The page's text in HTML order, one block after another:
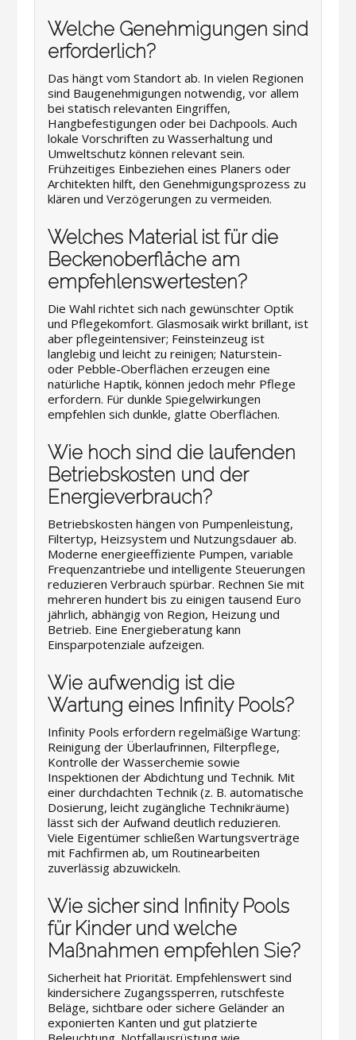
Welche Genehmigungen sind
erforderlich?
Das hängt vom Standort ab. In vielen Regionen
sind Baugenehmigungen notwendig, vor allem
bei statisch relevanten Eingriffen,
Hangbefestigungen oder bei Dachpools. Auch
lokale Vorschriften zu Wasserhaltung und
Umweltschutz können relevant sein.
Frühzeitiges Einbeziehen eines Planers oder
Architekten hilft, den Genehmigungsprozess zu
klären und Verzögerungen zu vermeiden.
Welches Material ist für die
Beckenoberfläche am
empfehlenswertesten?
Die Wahl richtet sich nach gewünschter Optik
und Pflegekomfort. Glasmosaik wirkt brillant, ist
aber pflegeintensiver; Feinsteinzeug ist
langlebig und leicht zu reinigen; Naturstein-
oder Pebble-Oberflächen erzeugen eine
natürliche Haptik, können jedoch mehr Pflege
erfordern. Für dunkle Spiegelwirkungen
empfehlen sich dunkle, glatte Oberflächen.
Wie hoch sind die laufenden
Betriebskosten und der
Energieverbrauch?
Betriebskosten hängen von Pumpenleistung,
Filtertyp, Heizsystem und Nutzungsdauer ab.
Moderne energieeffiziente Pumpen, variable
Frequenzantriebe und intelligente Steuerungen
reduzieren Verbrauch spürbar. Rechnen Sie mit
mehreren hundert bis zu einigen tausend Euro
jährlich, abhängig von Region, Heizung und
Betrieb. Eine Energieberatung kann
Einsparpotenziale aufzeigen.
Wie aufwendig ist die
Wartung eines Infinity Pools?
Infinity Pools erfordern regelmäßige Wartung:
Reinigung der Überlaufrinnen, Filterpflege,
Kontrolle der Wasserchemie sowie
Inspektionen der Abdichtung und Technik. Mit
einer durchdachten Technik (z. B. automatische
Dosierung, leicht zugängliche Technikräume)
lässt sich der Aufwand deutlich reduzieren.
Viele Eigentümer schließen Wartungsverträge
mit Fachfirmen ab, um Routinearbeiten
zuverlässig abzuwickeln.
Wie sicher sind Infinity Pools
für Kinder und welche
Maßnahmen empfehlen Sie?
Sicherheit hat Priorität. Empfehlenswert sind
kindersichere Zugangssperren, rutschfeste
Beläge, sichtbare oder sichere Geländer an
exponierten Kanten und gut platzierte